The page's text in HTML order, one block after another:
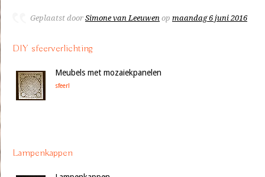
Geplaatst door Simone van Leeuwen op maandag 6 juni 2016
DIY sfeerverlichting
Meubels met mozaiekpanelen
sfeer!
Lampenkappen